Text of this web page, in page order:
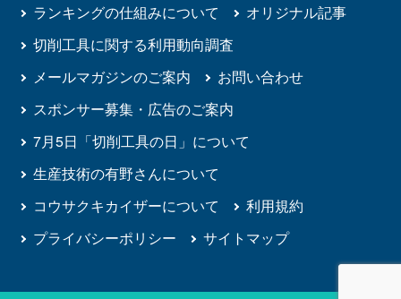
ランキングの仕組みについて
オリジナル記事
切削工具に関する利用動向調査
メールマガジンのご案内
お問い合わせ
スポンサー募集・広告のご案内
7月5日「切削工具の日」について
生産技術の有野さんについて
コウサクキカイザーについて
利用規約
プライバシーポリシー
サイトマップ